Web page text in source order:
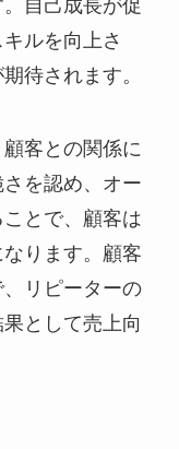
自己成長が促
ルを向上さ
待されます。
客との関係に
を認め、オー
とで、顧客は
ります。顧客
リピーターの
として売上向